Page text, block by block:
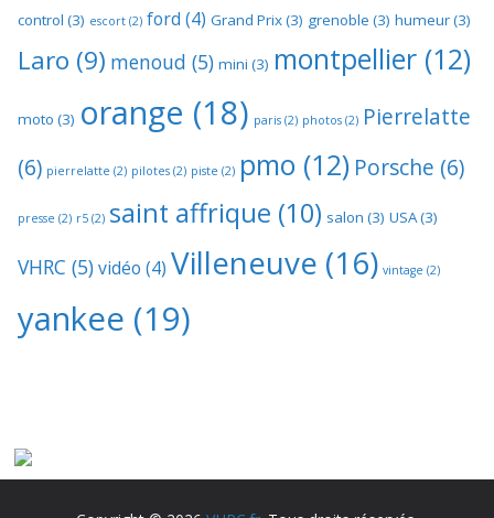
control (3) escort (2) ford (4) Grand Prix(3) grenoble (3) humeur(3)
Laro (9) menoud (5) mini (3) montpellier (12)
moto (3) orange (18) paris (2) photos (2) Pierrelatte
(6) pierrelatte (2) pilotes (2) piste (2) pmo (12) Porsche (6)
presse (2) r5 (2) saint affrique (10) salon (3) USA(3)
VHRC (5)vidéo (4) Villeneuve (16) vintage (2)
yankee (19)